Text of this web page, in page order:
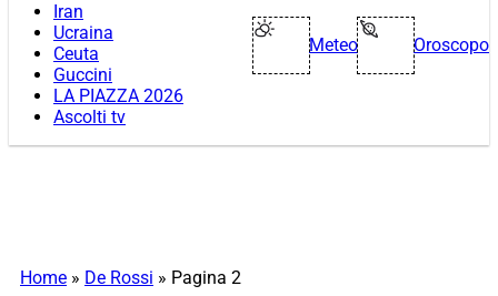
Iran
Ucraina
Ceuta
Guccini
LA PIAZZA 2026
Ascolti tv
Meteo Oroscopo
Home » De Rossi » Pagina 2